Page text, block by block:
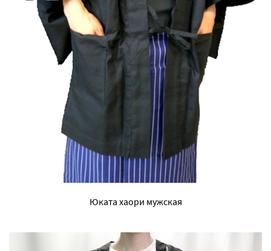
Юката хаори мужская